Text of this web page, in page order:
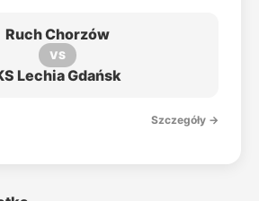
Ruch Chorzów
VS
Lechia Gdańsk
Szczegóły →